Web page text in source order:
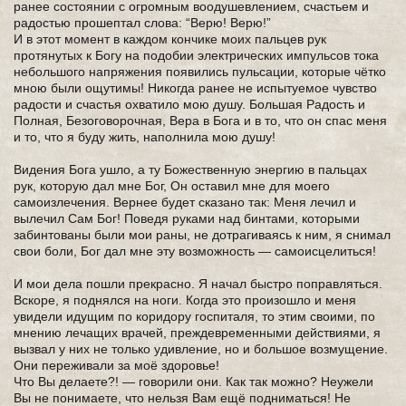
ранее состоянии с огромным воодушевлением, счастьем и
радостью прошептал слова: “Верю! Верю!”
И в этот момент в каждом кончике моих пальцев рук
протянутых к Богу на подобии электрических импульсов тока
небольшого напряжения появились пульсации, которые чётко
мною были ощутимы! Никогда ранее не испытуемое чувство
радости и счастья охватило мою душу. Большая Радость и
Полная, Безоговорочная, Вера в Бога и в то, что он спас меня
и то, что я буду жить, наполнила мою душу!
Видения Бога ушло, а ту Божественную энергию в пальцах
рук, которую дал мне Бог, Он оставил мне для моего
самоизлечения. Вернее будет сказано так: Меня лечил и
вылечил Сам Бог! Поведя руками над бинтами, которыми
забинтованы были мои раны, не дотрагиваясь к ним, я снимал
свои боли, Бог дал мне эту возможность — самоисцелиться!
И мои дела пошли прекрасно. Я начал быстро поправляться.
Вскоре, я поднялся на ноги. Когда это произошло и меня
увидели идущим по коридору госпиталя, то этим своими, по
мнению лечащих врачей, преждевременными действиями, я
вызвал у них не только удивление, но и большое возмущение.
Они переживали за моё здоровье!
Что Вы делаете?! — говорили они. Как так можно? Неужели
Вы не понимаете, что нельзя Вам ещё подниматься! Не